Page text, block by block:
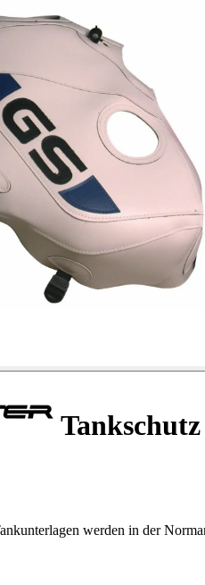
werden in der